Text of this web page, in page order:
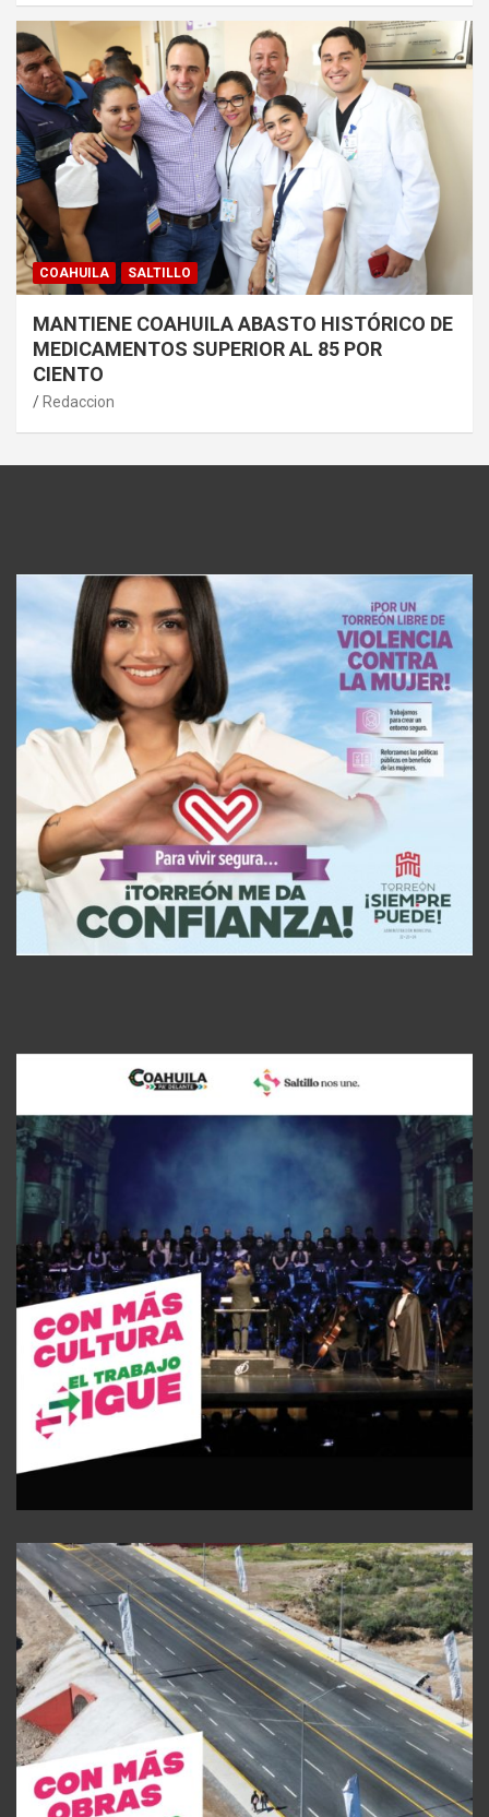
COAHUILA SALTILLO
MANTIENE COAHUILA ABASTO HISTÓRICO DE
MEDICAMENTOS SUPERIOR AL 85 POR
CIENTO
Redaccion